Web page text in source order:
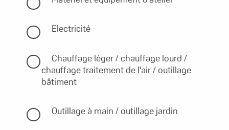
Electricité
Chauffage léger / chauffage lourd /
chauffage traitement de l'air / outillage
bâtiment
Outillage à main / outillage jardin